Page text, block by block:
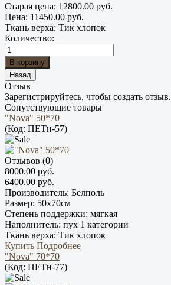
Старая цена: 12800.00 руб.
Цена: 11450.00 руб.
Ткань верха: Тик хлопок
Количество:
Отзыв
Зарегистрируйтесь, чтобы создать отзыв.
Сопутствующие товары
"Nova" 50*70
(Код: ПЕТн-57)
Отзывов (0)
8000.00 руб.
6400.00 руб.
Производитель: Белполь
Размер: 50х70см
Степень поддержки: мягкая
Наполнитель: пух 1 категории
Ткань верха: Тик хлопок
Купить Подробнее
"Nova" 70*70
(Код: ПЕТн-77)